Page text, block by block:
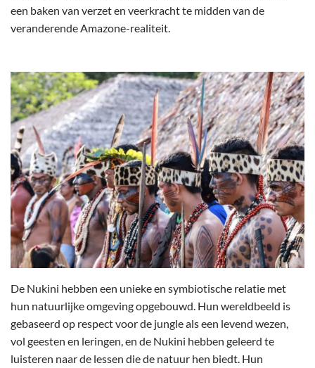
een baken van verzet en veerkracht te midden van de
veranderende Amazone-realiteit.
De Nukini hebben een unieke en symbiotische relatie met
hun natuurlijke omgeving opgebouwd. Hun wereldbeeld is
gebaseerd op respect voor de jungle als een levend wezen,
vol geesten en leringen, en de Nukini hebben geleerd te
luisteren naar de lessen die de natuur hen biedt. Hun